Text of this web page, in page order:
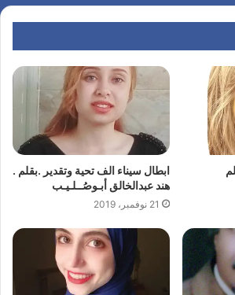
ابطال سيناء الف تحية وتقدير .بقلم .
هند عبدالخالق أبـوصُــلـيـب
21 نوفمبر، 2019